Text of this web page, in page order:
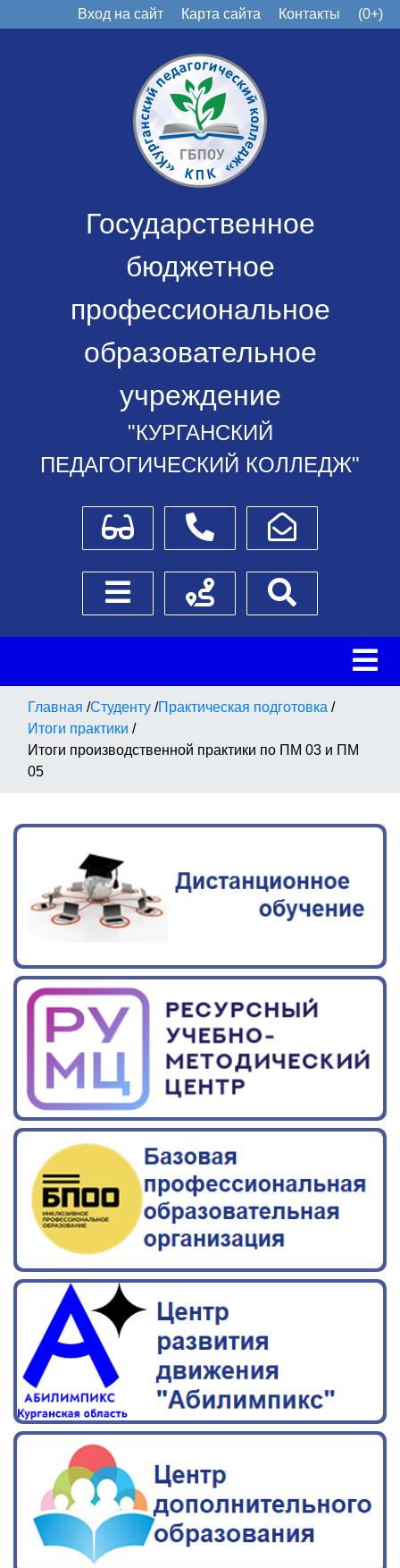
Вход на сайт Карта сайта Контакты (0+)
Государственное
бюджетное
профессиональное
образовательное
учреждение
"КУРГАНСКИЙ
ПЕДАГОГИЧЕСКИЙ КОЛЛЕДЖ"
Для слабовидящихТелефоныНаписать обращение
Боковое менюСхема проезда
Главная /Студенту /Практическая подготовка /
Итоги практики /
Итоги производственной практики по ПМ 03 и ПМ
05